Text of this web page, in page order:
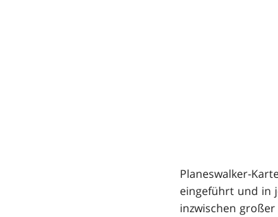
Planeswalker-
eingeführt und in
inzwischen